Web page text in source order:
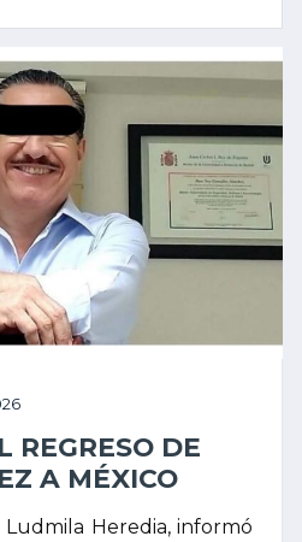
REGRESO DE
A MÉXICO
Ludmila Heredia, informó